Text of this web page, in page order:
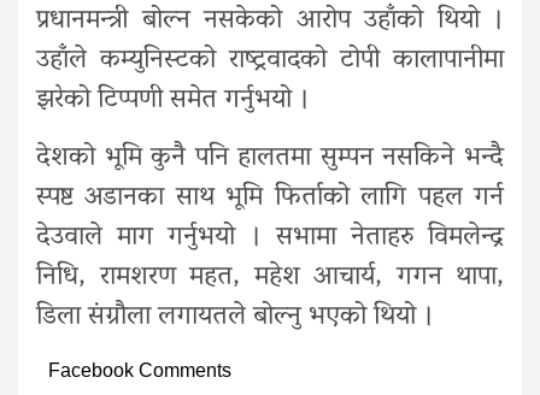
प्रधानमन्त्री बोल्न नसकेको आरोप उहाँको थियो ।
उहाँले कम्युनिस्टको राष्ट्रवादको टोपी कालापानीमा
झरेको टिप्पणी समेत गर्नुभयो ।
देशको भूमि कुनै पनि हालतमा सुम्पन नसकिने भन्दै
स्पष्ट अडानका साथ भूमि फिर्ताको लागि पहल गर्न
देउवाले माग गर्नुभयो । सभामा नेताहरु विमलेन्द्र
निधि, रामशरण महत, महेश आचार्य, गगन थापा,
डिला संग्रौला लगायतले बोल्नु भएको थियो ।
Facebook Comments